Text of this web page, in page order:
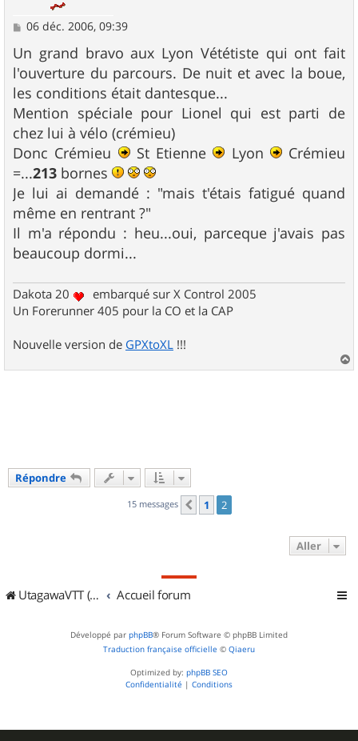
M
s
s
a
g
e
06 déc. 2006, 09:39
Un grand bravo aux Lyon Vététiste qui ont fait
l'ouverture du parcours. De nuit et avec la boue,
les conditions était dantesque...
Mention spéciale pour Lionel qui est parti de
chez lui à vélo (crémieu)
Donc Crémieu
St Etienne Lyon
Crémieu
=...213 bornes
Je lui ai demandé : "mais t'étais fatigué quand
même en rentrant ?"
Il m'a répondu : heu...oui, parceque j'avais pas
beaucoup dormi...
Dakota 20
embarqué sur X Control 2005
Un Forerunner 405 pour la CO et la CAP
Nouvelle version de GPXtoXL !!!
a
Répondre
15 messages Précédent
1 2
Aller
UtagawaVTT (Randos VTT et VTTAE avec traces GPS) Accueil forum
Développé par phpBB® Forum Software © phpBB Limited
Traduction française officielle © Qiaeru
Optimized by: phpBB SEO
Confidentialité | Conditions